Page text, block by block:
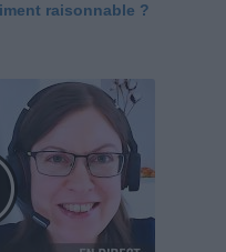
raisonnable ?